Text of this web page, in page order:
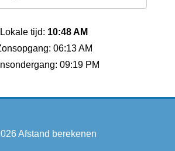
Lokale tijd: 10:48 AM
06:13 AM
09:19 PM
Afstand berekenen